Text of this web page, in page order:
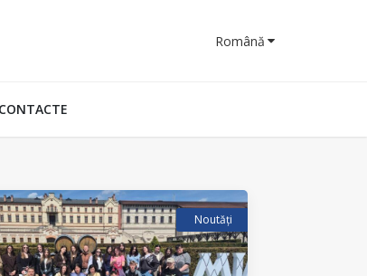
Română
CONTACTE
Noutăți